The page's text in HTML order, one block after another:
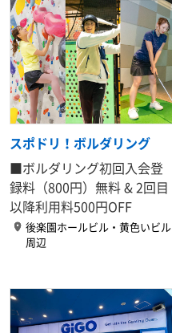
スポドリ！ボルダリング
■ボルダリング初回入会登
録料（800円）無料& 2回目
以降利用料500円OFF
後楽園ホールビル・黄色いビル
周辺